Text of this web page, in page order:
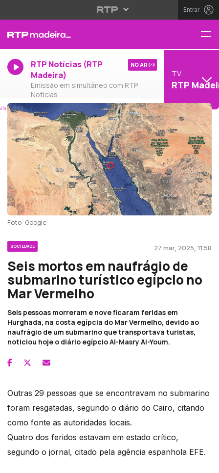
Entrar
RTP Notícias (RTP
Madeira)
Emissão em simultâneo com RTP
Notícias
NO AR
TV
RTP
Foto: Google
SOCIEDADE 27 mar, 2025, 11:58
Seis mortos em naufrágio de
submarino turístico egípcio no
Mar Vermelho
Seis pessoas morreram e nove ficaram feridas em
Hurghada, na costa egípcia do Mar Vermelho, devido ao
naufrágio de um submarino que transportava turistas,
noticiou hoje o diário egípcio Al-Masry Al-Youm.
Outras 29 pessoas que se encontravam no submarino
foram resgatadas, segundo o diário do Cairo, citando
como fonte as autoridades locais.
Quatro dos feridos estavam em estado crítico,
segundo o jornal, citado pela agência espanhola EFE.